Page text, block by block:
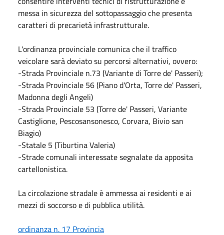
messa in sicurezza del sottopassaggio che presenta
caratteri di precarietà infrastrutturale.
L'ordinanza provinciale comunica che il traffico
veicolare sarà deviato su percorsi alternativi, ovvero:
-Strada Provinciale n.73 (Variante di Torre de' Passeri);
-Strada Provinciale 56 (Piano d'Orta, Torre de' Passeri,
Madonna degli Angeli)
-Strada Provinciale 53 (Torre de' Passeri, Variante
Castiglione, Pescosansonesco, Corvara, Bivio san
Biagio)
-Statale 5 (Tiburtina Valeria)
-Strade comunali interessate segnalate da apposita
cartellonistica.
La circolazione stradale è ammessa ai residenti e ai
mezzi di soccorso e di pubblica utilità.
ordinanza n. 17 Provincia